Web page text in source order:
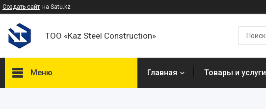
Создать сайт на Satu.kz
ТОО «Kaz Steel Construction»
Меню Главная Товары и услуги